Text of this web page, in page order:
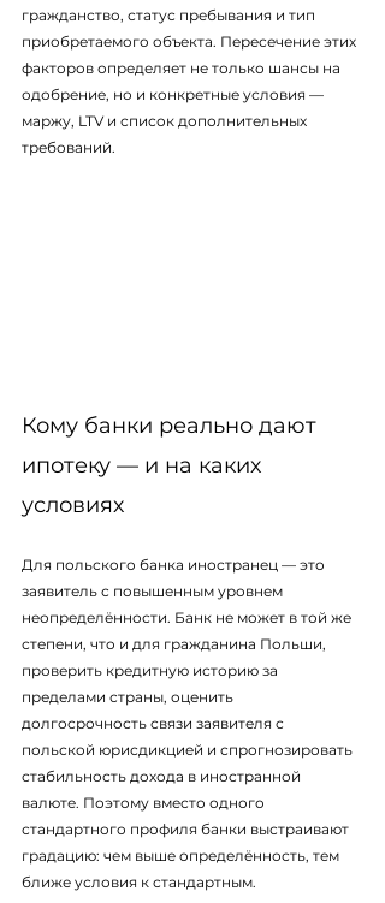
гражданство, статус пребывания и тип
приобретаемого объекта. Пересечение этих
факторов определяет не только шансы на
одобрение, но и конкретные условия —
маржу, LTV и список дополнительных
требований.
Кому банки реально дают
ипотеку — и на каких
условиях
Для польского банка иностранец — это
заявитель с повышенным уровнем
неопределённости. Банк не может в той же
степени, что и для гражданина Польши,
проверить кредитную историю за
пределами страны, оценить
долгосрочность связи заявителя с
польской юрисдикцией и спрогнозировать
стабильность дохода в иностранной
валюте. Поэтому вместо одного
стандартного профиля банки выстраивают
градацию: чем выше определённость, тем
ближе условия к стандартным.